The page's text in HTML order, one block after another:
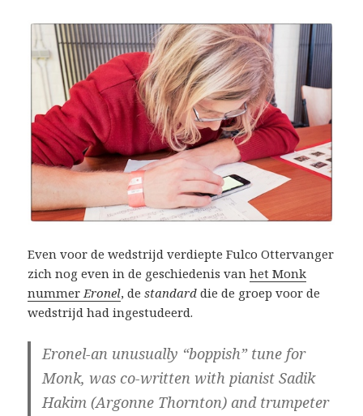
Even voor de wedstrijd verdiepte Fulco Ottervanger
zich nog even in de geschiedenis vanhet Monk
nummerEronel, destandard die de groep voor de
wedstrijd had ingestudeerd.
Eronel-an unusually “boppish” tune for
Monk, was co-written with pianist Sadik
Hakim (Argonne Thornton) and trumpeter